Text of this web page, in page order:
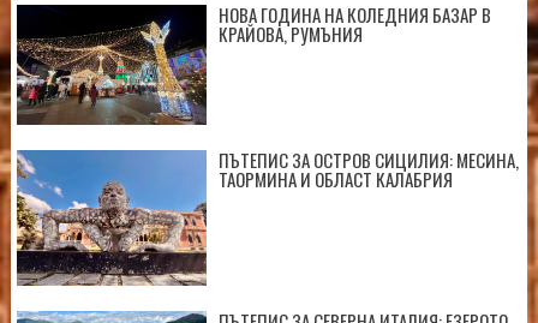
НОВА ГОДИНА НА КОЛЕДНИЯ БАЗАР В
КРАЙОВА, РУМЪНИЯ
ПЪТЕПИС ЗА ОСТРОВ СИЦИЛИЯ: МЕСИНА,
ТАОРМИНА И ОБЛАСТ КАЛАБРИЯ